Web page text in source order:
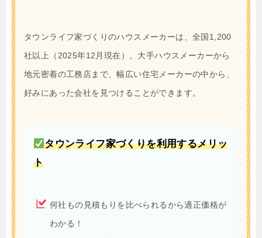
タウンライフ家づくりのハウスメーカーは、全国1,200
社以上（2025年12月現在）。大手ハウスメーカーから
地元密着の工務店まで、幅広い住宅メーカーの中から、
好みにあった会社を見つけることができます。
タウンライフ家づくりを利用するメリッ
ト
何社もの見積もりを比べられるから適正価格が
わかる！